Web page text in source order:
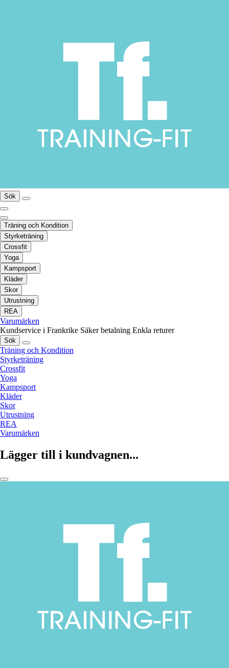
Sök
Träning och Kondition
Styrketräning
Crossfit
Yoga
Kampsport
Kläder
Skor
Utrustning
REA
Varumärken
Kundservice i Frankrike Säker betalning Enkla returer
Sök
Träning och Kondition
Styrketräning
Crossfit
Yoga
Kampsport
Kläder
Skor
Utrustning
REA
Varumärken
Lägger till i kundvagnen...